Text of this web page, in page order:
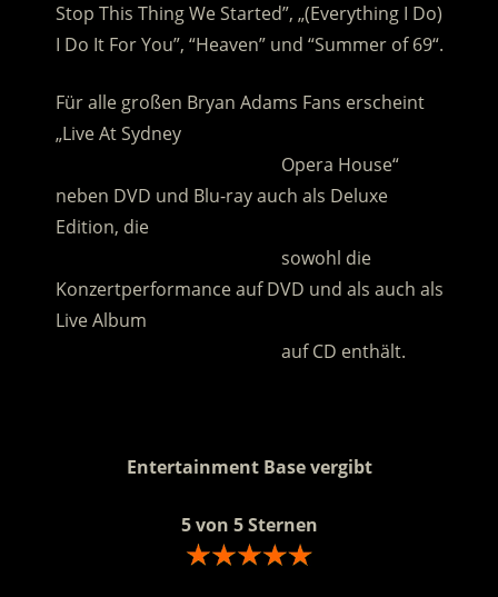
Stop This Thing We Started”, „(Everything I Do)
I Do It For You”, “Heaven” und “Summer of 69“.
Für alle großen Bryan Adams Fans erscheint
„Live At Sydney
Opera House“
neben DVD und Blu-ray auch als Deluxe
Edition, die
sowohl die
Konzertperformance auf DVD und als auch als
Live Album
auf CD enthält.
Entertainment Base vergibt
5 von 5 Sternen